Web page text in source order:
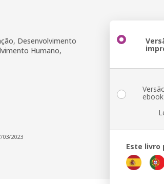
Desenvolvimento
Humano,
2023
ebook
Este livro